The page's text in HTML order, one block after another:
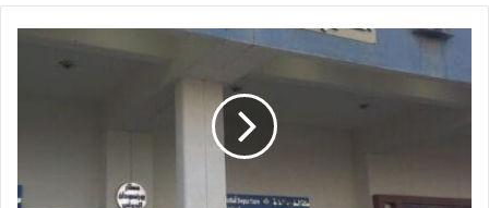
تحذير
للمطارات
السودانية